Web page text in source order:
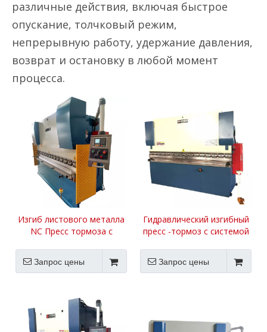
различные действия, включая быстрое
опускание, толчковый режим,
непрерывную работу, удержание давления,
возврат и остановку в любой момент
процесса.
Изгиб листового металла
NC Пресс тормоза с
Запрос цены
Гидравлический изгибный
пресс -тормоз с системой
Запрос цены